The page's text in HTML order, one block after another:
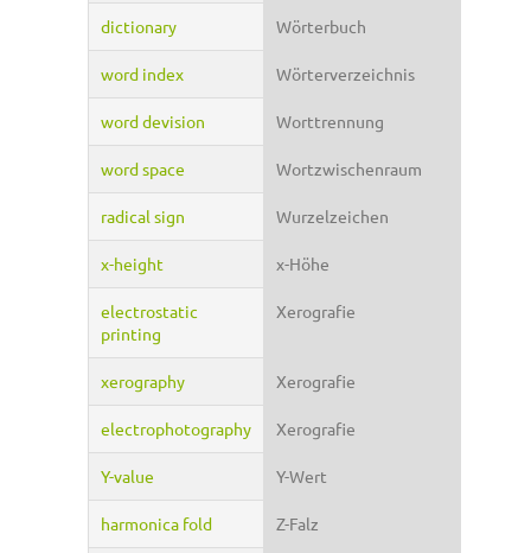
dictionary Wörterbuch
word index Wörterverzeichnis
word devision Worttrennung
word space Wortzwischenraum
radical sign Wurzelzeichen
x-height x-Höhe
electrostatic
printing
Xerografie
xerography Xerografie
electrophotography Xerografie
Y-value Y-Wert
harmonica fold Z-Falz